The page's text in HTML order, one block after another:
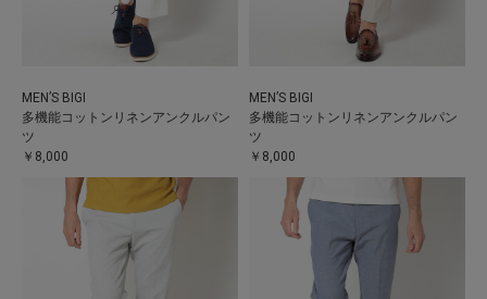
MEN’S BIGI
多機能コットンリネンアンクルパン
ツ
￥8,000
MEN’S BIGI
多機能コットンリネンアンクルパン
ツ
￥8,000